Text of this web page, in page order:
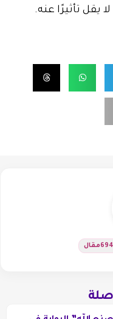
يقل تأثيرًا عنه.
مقال